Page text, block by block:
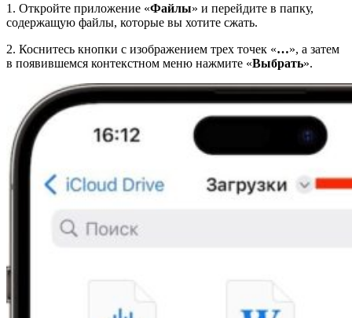
1. Откройте приложение «Файлы» и перейдите в папку,
содержащую файлы, которые вы хотите сжать.
2. Коснитесь кнопки с изображением трех точек «…», а затем
в появившемся контекстном меню нажмите «Выбрать».